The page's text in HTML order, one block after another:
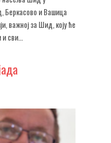
Беркасово и Вашица
важној за Шид, коју ће
сви...